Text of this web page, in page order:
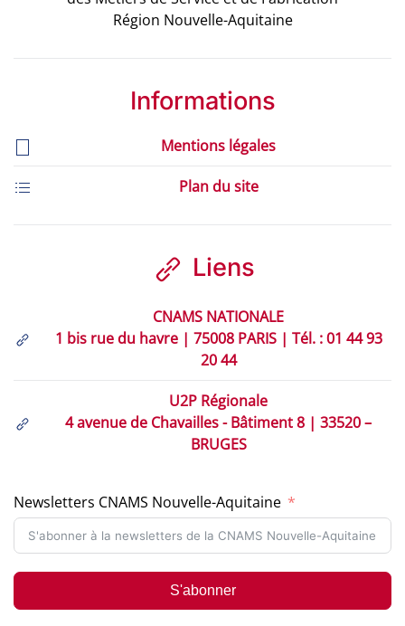
Région Nouvelle-Aquitaine
Informations
Mentions légales
Plan du site
Liens
CNAMS NATIONALE
1 bis rue du havre | 75008 PARIS | Tél. : 01 44 93
20 44
U2P Régionale
4 avenue de Chavailles - Bâtiment 8 | 33520 –
BRUGES
Newsletters CNAMS Nouvelle-Aquitaine
S'abonner